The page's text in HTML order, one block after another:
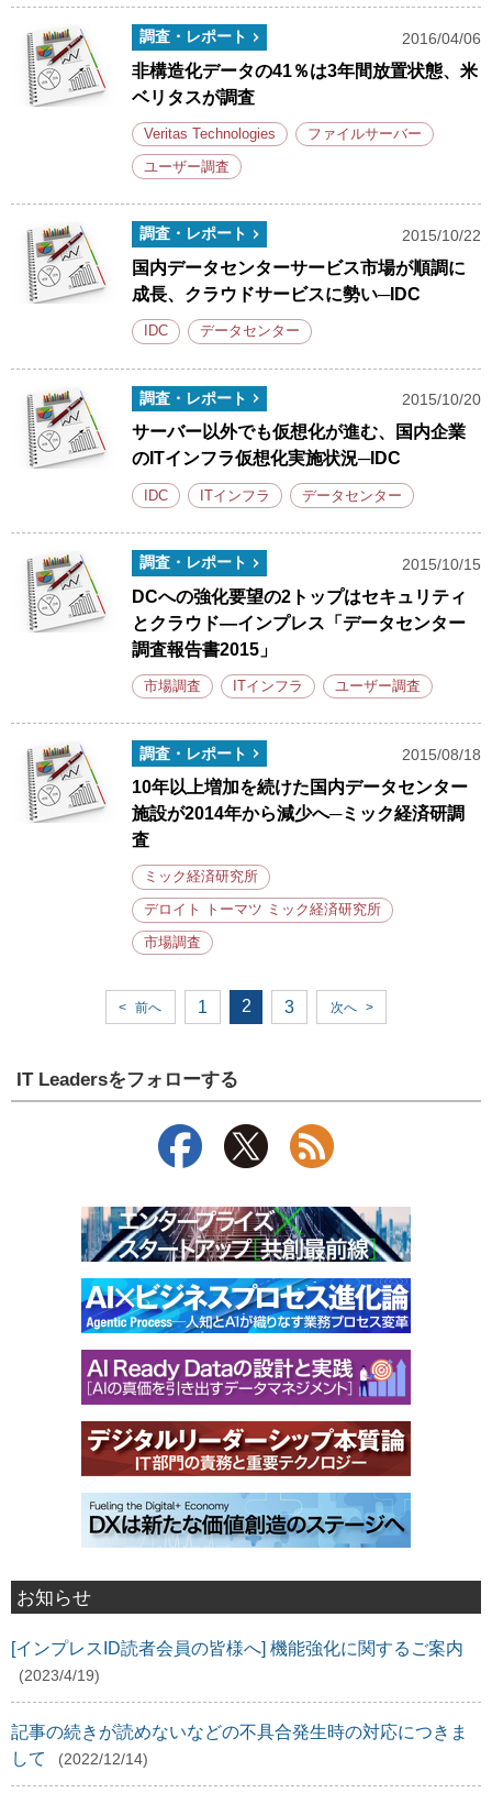
調査・レポート 2016/04/06
非構造化データの41％は3年間放置状態、米
ベリタスが調査
Veritas Technologies ファイルサーバー
ユーザー調査
調査・レポート 2015/10/22
国内データセンターサービス市場が順調に
成長、クラウドサービスに勢い─IDC
IDC データセンター
調査・レポート 2015/10/20
サーバー以外でも仮想化が進む、国内企業
のITインフラ仮想化実施状況─IDC
IDC ITインフラ データセンター
調査・レポート 2015/10/15
DCへの強化要望の2トップはセキュリティ
とクラウド―インプレス「データセンター
調査報告書2015」
市場調査 ITインフラ ユーザー調査
調査・レポート 2015/08/18
10年以上増加を続けた国内データセンター
施設が2014年から減少へ─ミック経済研調
査
ミック経済研究所
デロイト トーマツ ミック経済研究所
市場調査
< 前へ 1 2 3 次へ >
IT Leadersをフォローする
お知らせ
[インプレスID読者会員の皆様へ] 機能強化に関するご案内
(2023/4/19)
記事の続きが読めないなどの不具合発生時の対応につきま
して
(2022/12/14)